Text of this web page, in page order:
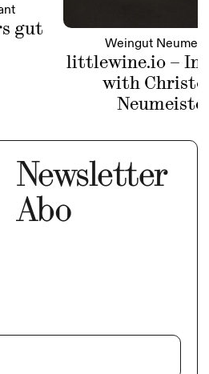
gut
Weingut
littlewine.io –
with
Newsletter
Abo